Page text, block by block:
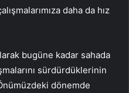
daha da hız
bugüne kadar sahada
sürdürdüklerinin
dönemde